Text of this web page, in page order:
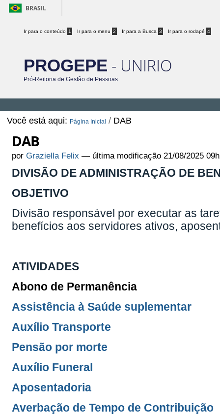
BRASIL
Ir para o conteúdo 1 Ir para o menu 2 Ir para a Busca 3 Ir para o rodapé 4
PROGEPE - UNIRIO
Pró-Reitoria de Gestão de Pessoas
Você está aqui: Página Inicial / DAB
DAB
porGraziella Felix — última modificação 21/08/2025
DIVISÃO DE ADMINISTRAÇÃO DE
OBJETIVO
Divisão responsável por executar as
benefícios aos servidores ativos,
ATIVIDADES
Abono de Permanência
Assistência à Saúde suplementar
Auxílio Transporte
Pensão por morte
Auxílio Funeral
Aposentadoria
Averbação de Tempo de Contribuição